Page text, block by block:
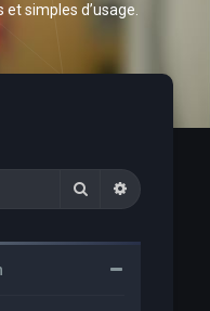
simples d’usage.
Rechercher